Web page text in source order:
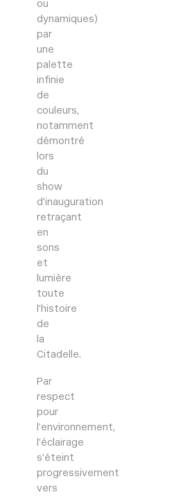
ou
dynamiques)
par
une
palette
infinie
de
couleurs,
notamment
démontré
lors
du
show
d’inauguration
retraçant
en
sons
et
lumière
toute
l’histoire
de
la
Citadelle.
Par
respect
pour
l’environnement,
l’éclairage
s’éteint
progressivement
vers